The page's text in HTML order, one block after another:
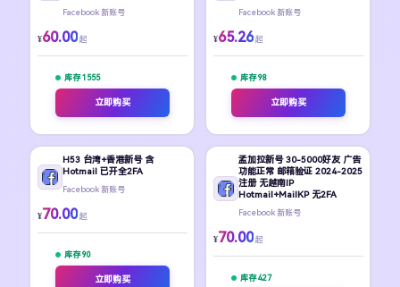
Facebook 新账号
¥60.00 起
库存 1555
立即购买
Facebook 新账号
¥65.26 起
库存 98
立即购买
H53 台湾+香港新号 含
Hotmail 已开全2FA
Facebook 新账号
¥70.00 起
库存 90
立即购买
孟加拉新号 30-5000好友 广告
功能正常 邮箱验证 2024-2025
注册 无越南IP
Hotmail+MailKP 无2FA
Facebook 新账号
¥70.00 起
库存 427